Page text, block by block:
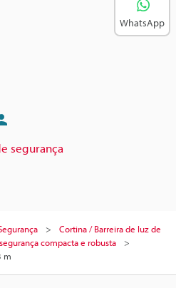
segurança
Cortina / Barreira de luz de
compacta e robusta
m
WhatsApp